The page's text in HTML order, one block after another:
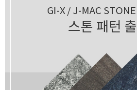
GI-X / J-MAC
스톤 패턴 출